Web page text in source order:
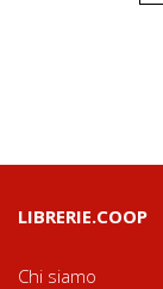
LIBRERIE.COOP
Chi siamo